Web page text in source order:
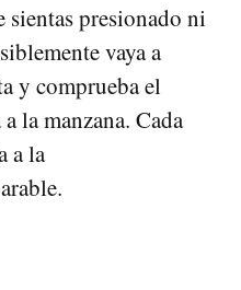
presionado ni
vaya a
y comprueba el
la manzana. Cada
a la